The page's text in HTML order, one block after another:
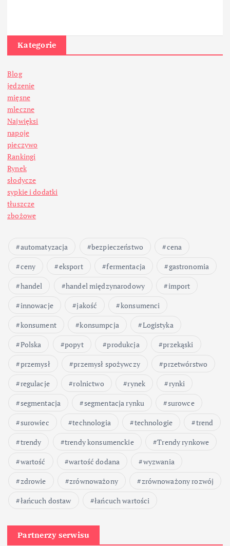
Kategorie
Blog
jedzenie
mięsne
mleczne
Najwięksi
napoje
pieczywo
Rankingi
Rynek
słodycze
sypkie i dodatki
tłuszcze
zbożowe
automatyzacja bezpieczeństwo
cena
ceny
eksport fermentacja
gastronomia
handel
handel międzynarodowy
import
innowacje
jakość
konsumenci
konsument
konsumpcja
Logistyka
Polska
popyt produkcja
przekąski
przemysł
przemysł spożywczy
przetwórstwo
regulacje
rolnictwo rynek
rynki
segmentacja
segmentacja rynku
surowce
surowiec
technologia technologie
trend
trendy
trendy konsumenckie
Trendy rynkowe
wartość
wartość dodana
wyzwania
zdrowie
zrównoważony
zrównoważony rozwój
łańcuch dostaw
łańcuch wartości
Partnerzy serwisu